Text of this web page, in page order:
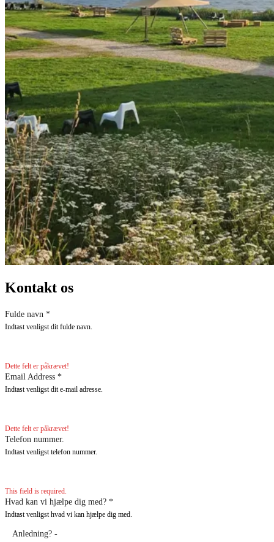
Kontakt os
Fulde navn *
Indtast venligst dit fulde navn.
Dette felt er påkrævet!
Email Address *
Indtast venligst dit e-mail adresse.
Dette felt er påkrævet!
Telefon nummer.
Indtast venligst telefon nummer.
This field is required.
Hvad kan vi hjælpe dig med? *
Indtast venligst hvad vi kan hjælpe dig med.